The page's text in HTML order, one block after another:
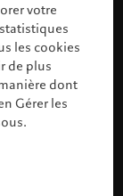
votre
les cookies
de plus
dont
Gérer les